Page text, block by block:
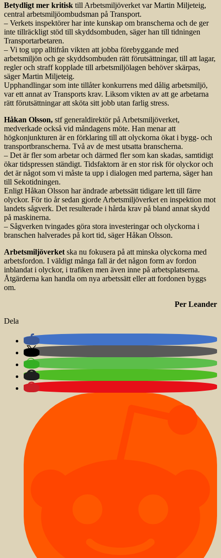
Betydligt mer kritisk till Arbetsmiljöverket var Martin Miljeteig,
central arbetsmiljöombudsman på Transport.
– Verkets inspektörer har inte kunskap om branscherna och de ger
inte tillräckligt stöd till skyddsombuden, säger han till tidningen
Transportarbetaren.
– Vi tog upp alltifrån vikten att jobba förebyggande med
arbetsmiljön och ge skyddsombuden rätt förutsättningar, till att lagar,
regler och straff kopplade till arbetsmiljölagen behöver skärpas,
säger Martin Miljeteig.
Upphandlingar som inte tillåter konkurrens med dålig arbetsmiljö,
var ett annat av Transports krav. Liksom vikten av att ge arbetarna
rätt förutsättningar att sköta sitt jobb utan farlig stress.
Håkan Olsson, stf generaldirektör på Arbetsmiljöverket,
medverkade också vid måndagens möte. Han menar att
högkonjunkturen är en förklaring till att olyckorna ökat i bygg- och
transportbranscherna. Två av de mest utsatta branscherna.
– Det är fler som arbetar och därmed fler som kan skadas, samtidigt
ökar tidspressen ständigt. Tidsfaktorn är en stor risk för olyckor och
det är något som vi måste ta upp i dialogen med parterna, säger han
till Sekotidningen.
Enligt Håkan Olsson har ändrade arbetssätt tidigare lett till färre
olyckor. För tio år sedan gjorde Arbetsmiljöverket en inspektion mot
landets sågverk. Det resulterade i hårda krav på bland annat skydd
på maskinerna.
– Sågverken tvingades göra stora investeringar och olyckorna i
branschen halverades på kort tid, säger Håkan Olsson.
Arbetsmiljöverket ska nu fokusera på att minska olyckorna med
arbetsfordon. I väldigt många fall är det någon form av fordon
inblandat i olyckor, i trafiken men även inne på arbetsplatserna.
Åtgärderna kan handla om nya arbetssätt eller att fordonen byggs
om.
Per Leander
Dela